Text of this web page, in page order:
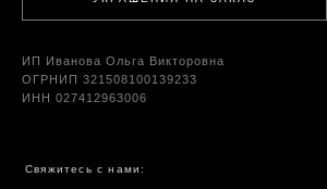
Свяжитесь с нами:
ИП Иванова Ольга Викторовна
ОГРНИП 321508100139233
ИНН 027412963006